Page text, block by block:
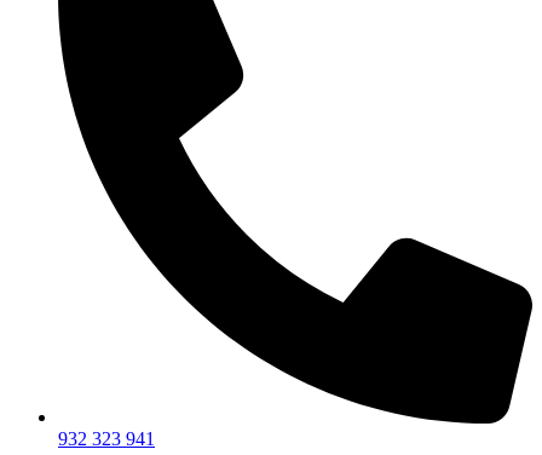
932 323 941